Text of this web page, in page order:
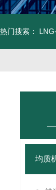
热门搜索：
均质